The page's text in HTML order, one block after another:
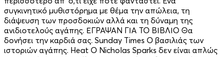
συγκινητικό µυθιστόρηµα µε θέµα την απώλεια, τη
διάψευση των προσδοκιών αλλά και τη δύναµη της
ανιδιοτελούς αγάπης. ΕΓΡΑΨΑΝ ΓΙΑ ΤΟ ΒΙΒΛΙΟ Θα
δονήσει την καρδιά σας. Sunday Times Ο βασιλιάς των
ιστοριών αγάπης. Heat Ο Nicholas Sparks δεν είναι απλώς